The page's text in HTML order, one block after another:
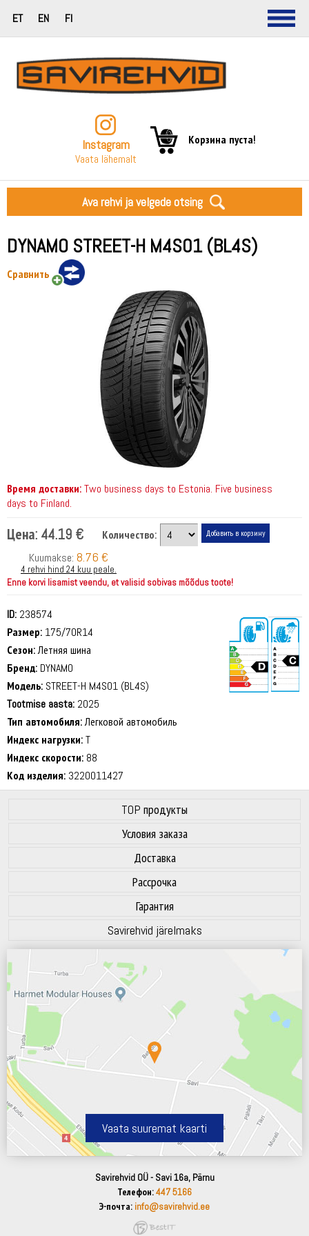
ET EN FI
Instagram
Vaata lähemalt
Корзина пуста!
Ava rehvi ja velgede otsing
DYNAMO STREET-H M4S01 (BL4S)
Сравнить
Время доставки:Two business days to Estonia. Five business
days to Finland.
Цена: 44.19 €
Количество:
Kuumakse: 8.76 €
4 rehvi hind 24 kuu peale.
Enne korvi lisamist veendu, et valisid sobivas mõõdus toote!
ID: 238574
Размер: 175/70R14
Сезон:Летняя шина
Бренд: DYNAMO
Модель: STREET-H M4S01 (BL4S)
Tootmise aasta: 2025
Тип автомобиля:Легковой автомобиль
Индекс нагрузки:T
Индекс скорости: 88
Код изделия: 3220011427
TOP продукты
Условия заказа
Доставка
Рассрочка
Гарантия
Savirehvid järelmaks
Vaata suuremat kaarti
Savirehvid OÜ - Savi 16a, Pärnu
Телефон:447 5166
Э-почта: info@savirehvid.ee